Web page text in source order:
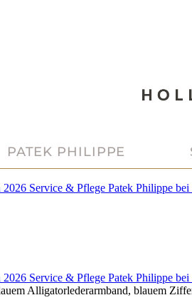
PATEK PHILIPPE
2026 Service & Pflege Patek Philippe bei
2026 Service & Pflege Patek Philippe bei